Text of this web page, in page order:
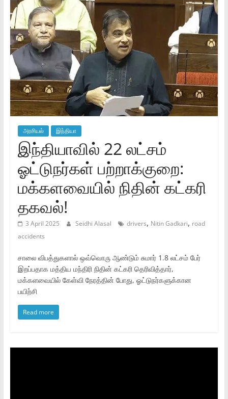
அரசியல் இந்தியா
இந்தியாவில் 22 லட்சம்
ஓட்டுநர்கள் பற்றாக்குறை:
மக்களவையில் நிதின் கட்கரி
தகவல்!
3 April 2025 Seidhi Alasal drivers, Nitin Gadkari, road
accidents
சாலை விபத்துகளால் ஒவ்வொரு ஆண்டும் சுமார் 1.8 லட்சம் பேர்
இறப்பதாக மத்திய மந்திரி நிதின் கட்கரி தெரிவித்தார்,
மக்களவையில் கேள்வி நேரத்தின் போது, ஓட்டுநர்களுக்கான
பயிற்சி
Read more